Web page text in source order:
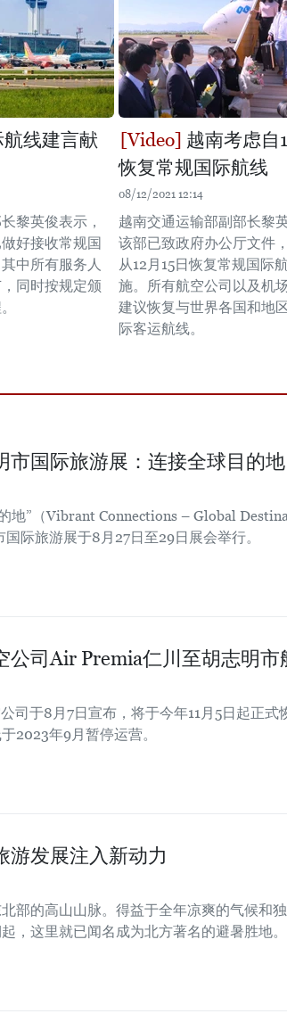
线建言献
黎英俊表示，
好接收常规国
中所有服务人
同时按规定颁
越南考虑自
恢复常规国际航线
08/12/2021 12:14
越南交通运输部副部长黎
该部已致政府办公厅文件
从12月15日恢复常规国际
施。所有航空公司以及机
建议恢复与世界各国和地
际客运航线。
市国际旅游展：连接全球目的地
地”（Vibrant Connections – Global
际旅游展于8月27日至29日展会举行。
公司Air Premia仁川至胡志明市
司于8月7日宣布，将于今年11月5日起正式
2023年9月暂停运营。
游发展注入新动力
部的高山山脉。得益于全年凉爽的气候和
，这里就已闻名成为北方著名的避暑胜地。